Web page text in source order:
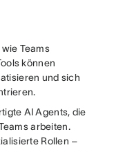
Teams
können
und sich
AI Agents, die
arbeiten.
Rollen –